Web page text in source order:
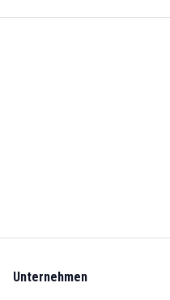
Unternehmen